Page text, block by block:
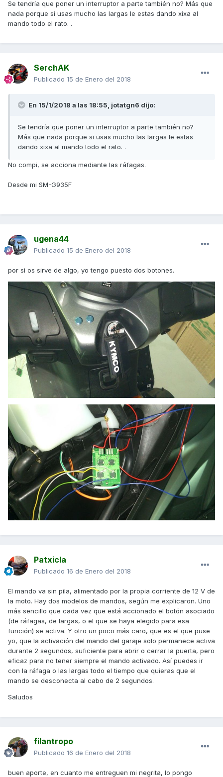
Se tendría que poner un interruptor a parte también no? Más que
nada porque si usas mucho las largas le estas dando xixa al
mando todo el rato. .
SerchAK
Publicado 15 de Enero del 2018
En 15/1/2018 a las 18:55, jotatgn6 dijo:
Se tendría que poner un interruptor a parte también no?
Más que nada porque si usas mucho las largas le estas
dando xixa al mando todo el rato. .
No compi, se acciona mediante las ráfagas.
Desde mi SM-G935F
ugena44
Publicado 15 de Enero del 2018
por si os sirve de algo, yo tengo puesto dos botones.
Patxicla
Publicado 16 de Enero del 2018
El mando va sin pila, alimentado por la propia corriente de 12 V de
la moto. Hay dos modelos de mandos, según me explicaron. Uno
más sencillo que cada vez que está accionado el botón asociado
(de ráfagas, de largas, o el que se haya elegido para esa
función) se activa. Y otro un poco más caro, que es el que puse
yo, que la activación del mando del garaje solo permanece activa
durante 2 segundos, suficiente para abrir o cerrar la puerta, pero
eficaz para no tener siempre el mando activado. Así puedes ir
con la ráfaga o las largas todo el tiempo que quieras que el
mando se desconecta al cabo de 2 segundos.
Saludos
filantropo
Publicado 16 de Enero del 2018
buen aporte, en cuanto me entreguen mi negrita, lo pongo